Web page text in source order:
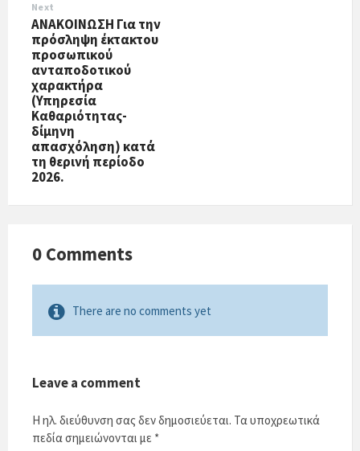
Next
ΑΝΑΚΟΙΝΩΣΗ Για την
πρόσληψη έκτακτου
προσωπικού
ανταποδοτικού
χαρακτήρα
(Υπηρεσία
Καθαριότητας-
δίμηνη
απασχόληση) κατά
τη θερινή περίοδο
2026.
0 Comments
There are no comments yet
Leave a comment
Η ηλ. διεύθυνση σας δεν δημοσιεύεται. Τα υποχρεωτικά
πεδία σημειώνονται με *